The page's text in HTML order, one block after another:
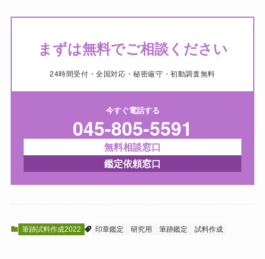
まずは無料でご相談ください
24時間受付・全国対応・秘密厳守・初動調査無料
今すぐ電話する
045-805-5591
無料相談窓口
鑑定依頼窓口
筆跡試料作成2022 印章鑑定 研究用 筆跡鑑定 試料作成